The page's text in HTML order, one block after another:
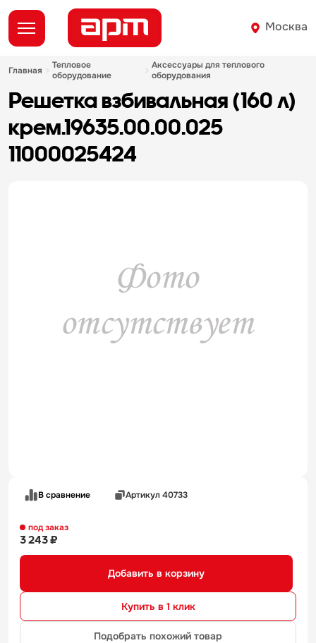
Москва
главная
тепловое
оборудование
аксессуары для теплового
оборудования
решетка взбивальная (160 л)
крем.19635.00.00.025
11000025424
В сравнение Артикул 40733
под заказ
3 243 ₽
Добавить в корзину
Купить в 1 клик
Подобрать похожий товар